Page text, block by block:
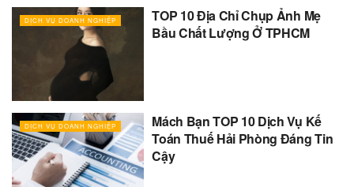
DỊCH VỤ DOANH NGHIỆP
TOP 10 Địa Chỉ Chụp Ảnh Mẹ
Bầu Chất Lượng Ở TPHCM
DỊCH VỤ DOANH NGHIỆP
Mách Bạn TOP 10 Dịch Vụ Kế
Toán Thuế Hải Phòng Đáng Tin
Cậy